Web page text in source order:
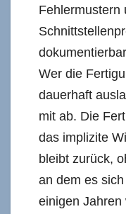
Fehlermustern
Wer die
dauerhaft
mit ab. Die
das implizite
bleibt zurück,
an dem es
einigen Jahren